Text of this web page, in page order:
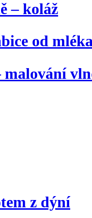
– koláž
od
z dýní